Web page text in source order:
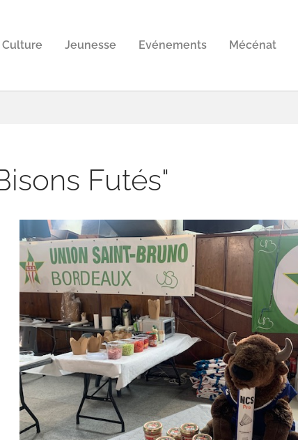
Culture Jeunesse Evénements Mécénat
Futés"